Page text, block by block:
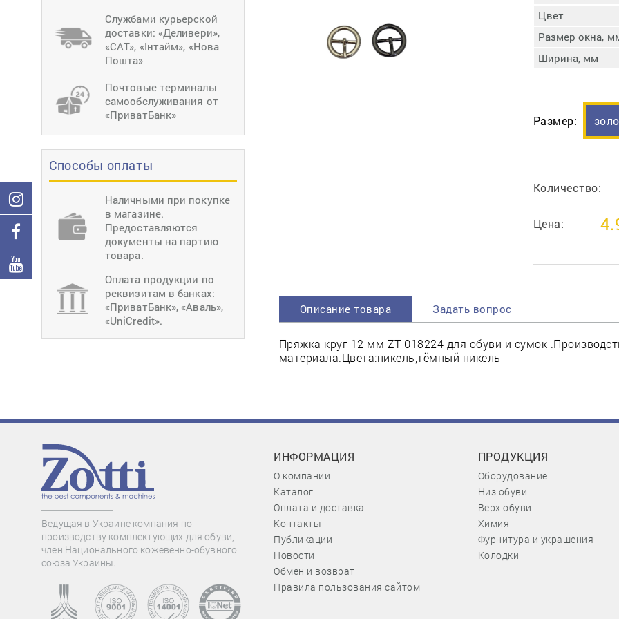
оборудование
Загибка деталей
Службами курьерской
доставки: «Деливери»,
«САТ», «Інтайм», «Нова
Пошта»
Почтовые терминалы
самообслуживания от
«ПриватБанк»
Способы оплаты
Наличными при покупке
в магазине.
Предоставляются
документы на партию
товара.
Оплата продукции по
реквизитам в банках:
«ПриватБанк», «Аваль»,
«UniCredit».
Цвет
Размер окна,
Ширина, мм
Размер:
Количество:
Цена:
Описание товара Задать вопрос
Пряжка круг 12 мм ZT 018224 для обуви и сумок
материала.Цвета:никель,тёмный никель
Ведущая в Украине компания по
производству комплектующих для обуви,
член Национального кожевенно-обувного
союза Украины.
ИНФОРМАЦИЯ
О компании
Каталог
Оплата и доставка
Контакты
Публикации
Новости
Обмен и возврат
Правила пользования сайтом
ПРОДУКЦИЯ
Оборудование
Низ обуви
Верх обуви
Химия
Фурнитура и украшения
Колодки